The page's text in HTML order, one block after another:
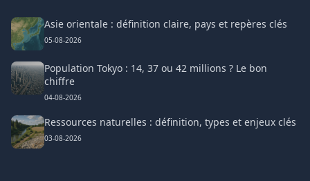
Asie orientale : définition claire, pays et repères clés
05-08-2026
Population Tokyo : 14, 37 ou 42 millions ? Le bon
chiffre
04-08-2026
Ressources naturelles : définition, types et enjeux clés
03-08-2026